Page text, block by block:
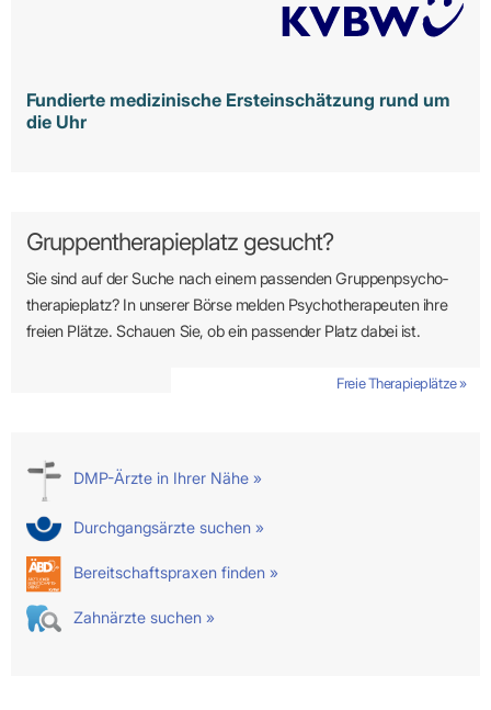
Fundierte medizinische Ersteinschätzung rund um
die Uhr
Gruppentherapieplatz gesucht?
Sie sind auf der Suche nach einem passenden Gruppen­psycho­
therapie­platz? In unserer Börse melden Psycho­­thera­­peuten ihre
freien Plätze. Schauen Sie, ob ein passender Platz dabei ist.
Freie Therapieplätze »
DMP-Ärzte in Ihrer Nähe »
Durchgangsärzte suchen »
Bereitschaftspraxen finden »
Zahnärzte suchen »